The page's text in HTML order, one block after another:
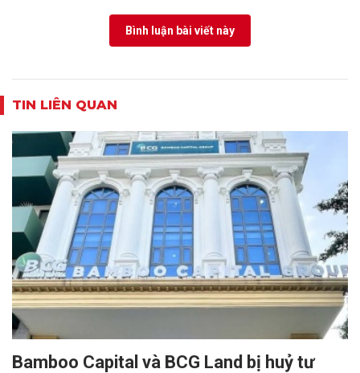
Bình luận bài viết này
TIN LIÊN QUAN
Bamboo Capital và BCG Land bị huỷ tư